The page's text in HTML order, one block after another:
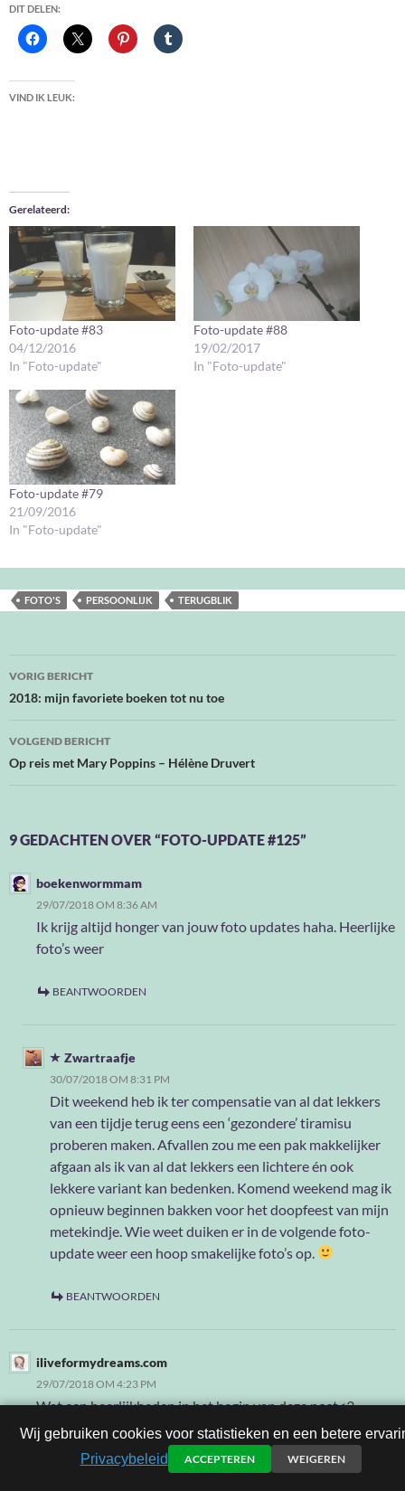
DIT DELEN:
VIND IK LEUK:
Gerelateerd
Foto-update #83
04/12/2016
In "Foto-update"
Foto-update #88
19/02/2017
In "Foto-update"
Foto-update #79
21/09/2016
In "Foto-update"
FOTO'S PERSOONLIJK TERUGBLIK
Bericht
navigatie
VORIG BERICHT
2018: mijn favoriete boeken tot nu toe
VOLGEND BERICHT
Op reis met Mary Poppins – Hélène Druvert
9 GEDACHTEN OVER “FOTO-UPDATE #125”
boekenwormmam
29/07/2018 OM 8:36 AM
Ik krijg altijd honger van jouw foto updates haha. Heerlijke
foto’s weer
BEANTWOORDEN
Zwartraafje
30/07/2018 OM 8:31 PM
Dit weekend heb ik ter compensatie van al dat lekkers
van een tijdje terug eens een ‘gezondere’ tiramisu
proberen maken. Afvallen zou me een pak makkelijker
afgaan als ik van al dat lekkers een lichtere én ook
lekkere variant kan bedenken. Komend weekend mag ik
opnieuw beginnen bakken voor het doopfeest van mijn
metekindje. Wie weet duiken er in de volgende foto-
update weer een hoop smakelijke foto’s op.
BEANTWOORDEN
iliveformydreams.com
29/07/2018 OM 4:23 PM
Wat een heerlijkheden in het begin van deze post<3
Wij gebruiken cookies voor statistieken en een betere
Privacybeleid
ACCEPTEREN WEIGEREN